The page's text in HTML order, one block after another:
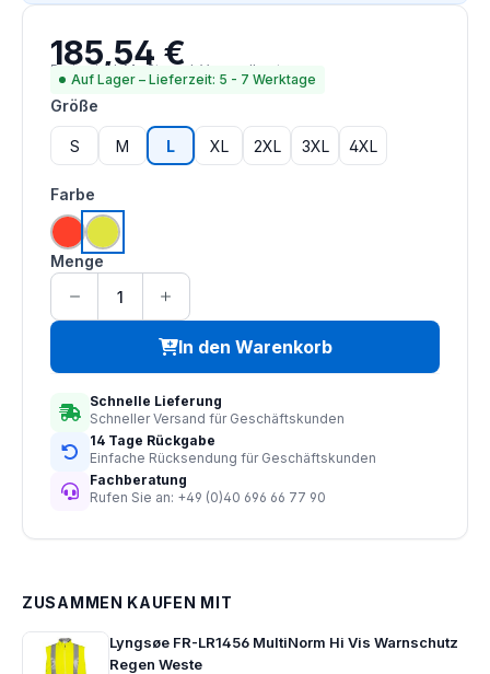
Regulärer Preis:
185,54 €
Preise inkl. MwSt. zzgl. Versandkosten
Auf Lager – Lieferzeit: 5 - 7 Werktage
Größe
S M L XL 2XL 3XL 4XL
Farbe
hi vis orange
saturn gelb
Menge
In den Warenkorb
Schnelle Lieferung
Schneller Versand für Geschäftskunden
14 Tage Rückgabe
Einfache Rücksendung für Geschäftskunden
Fachberatung
Rufen Sie an: +49 (0)40 696 66 77 90
ZUSAMMEN KAUFEN MIT
Lyngsøe FR-LR1456 MultiNorm Hi Vis Warnschutz
Regen Weste